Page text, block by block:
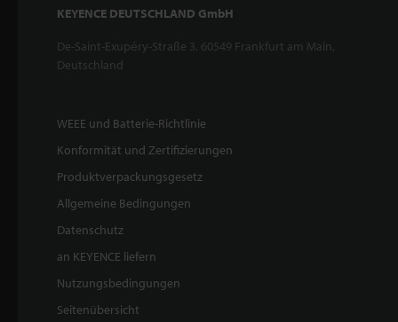
KEYENCE DEUTSCHLAND GmbH
De-Saint-Exupéry-Straße 3, 60549 Frankfurt am Main,
Deutschland
WEEE und Batterie-Richtlinie
Konformität und Zertifizierungen
Produktverpackungsgesetz
Allgemeine Bedingungen
Datenschutz
an KEYENCE liefern
Nutzungsbedingungen
Seitenübersicht